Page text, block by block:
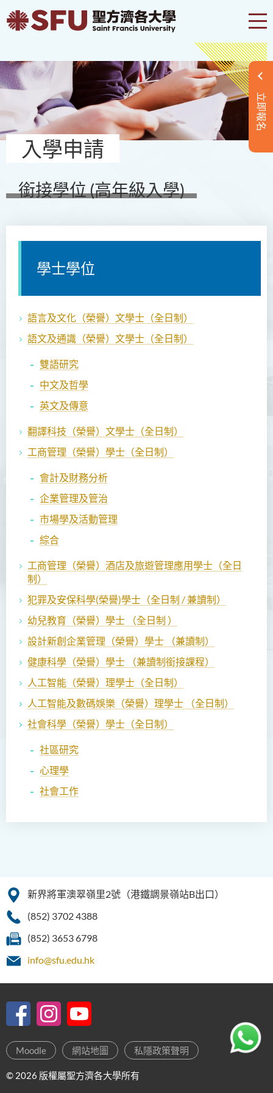
立即報名
入學申請
銜接學位 (高年級入學)
學士學位
語言及文化（榮譽）文學士（全日制）
語文及通識（榮譽）文學士（全日制）
雙語研究
中文及哲學
英文及傳意
翻譯科技（榮譽）文學士 （全日制）
工商管理（榮譽）學士 （全日制）
會計及財務分析
企業管理及管治
市場學及活動管理
綜合
工商管理（榮譽）酒店及旅遊管理應用學士（全日
制）
犯罪及安保科學(榮譽)學士（全日制 / 兼讀制）
幼兒教育（榮譽）學士 （全日制 ）
設計新創企業管理（榮譽）學士 （兼讀制）
健康科學（榮譽）學士 （兼讀制銜接課程）
人工智能（榮譽）理學士 （全日制）
人工智能及數碼娛樂（榮譽）理學士 （全日制）
社會科學（榮譽）學士 （全日制）
社區研究
心理學
社會工作
新界將軍澳翠嶺里2號（港鐵調景嶺站B出口）
(852) 3702 4388
(852) 3653 6798
info@sfu.edu.hk
Moodle 網站地圖 私隱政策聲明
© 2026 版權屬聖方濟各大學所有